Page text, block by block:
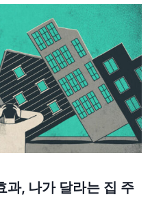
과, 나가 달라는 집 주